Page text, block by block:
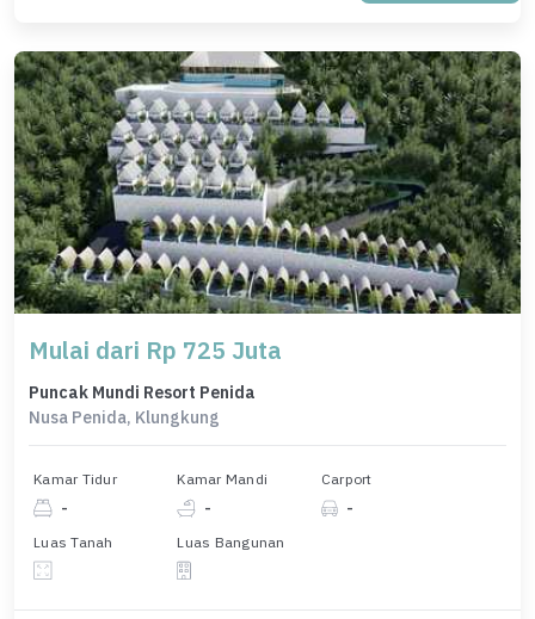
Mulai dari Rp 725 Juta
Puncak Mundi Resort Penida
Nusa Penida, Klungkung
Kamar Tidur
-
Kamar Mandi
-
Carport
-
Luas Tanah Luas Bangunan